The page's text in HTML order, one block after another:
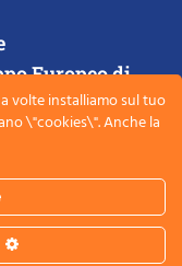
Europeo di
della
volte installiamo sul tuo
\"cookies\". Anche la